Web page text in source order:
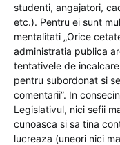
studenti, angajatori,
etc.). Pentru ei sunt
mentalitati „Orice
administratia publica
tentativele de
pentru subordonat si
comentarii”. In
Legislativul, nici sefii
cunoasca si sa tina
lucreaza (uneori nici